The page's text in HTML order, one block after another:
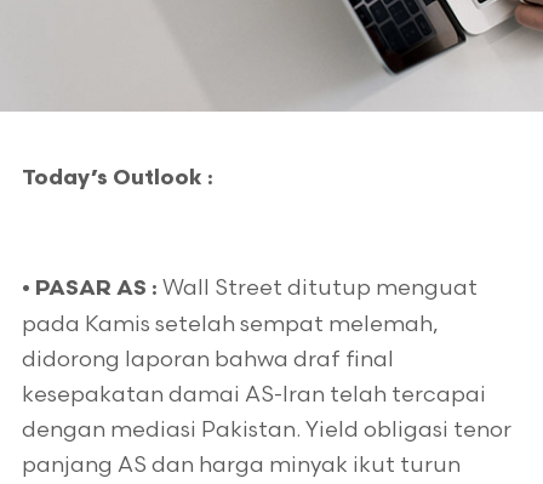
Today’s Outlook :
• PASAR AS : Wall Street ditutup menguat
pada Kamis setelah sempat melemah,
didorong laporan bahwa draf final
kesepakatan damai AS-Iran telah tercapai
dengan mediasi Pakistan. Yield obligasi tenor
panjang AS dan harga minyak ikut turun